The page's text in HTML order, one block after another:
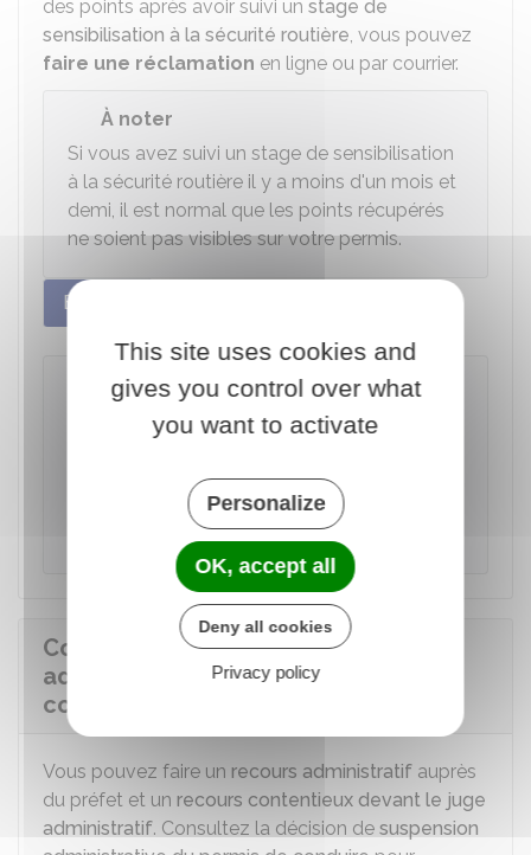
des points après avoir suivi un stage de
sensibilisation à la sécurité routière, vous pouvez
faire une réclamation en ligne ou par courrier.
À noter
Si vous avez suivi un stage de sensibilisation
à la sécurité routière il y a moins d'un mois et
demi, il est normal que les points récupérés
ne soient pas visibles sur votre permis.
En ligne
Faire un recours en ligne concernant
le permis de conduire
Accéder au service en ligne
Ministère chargé de l'intérieur
Comment contester une suspension
administrative du permis de
conduire ?
Vous pouvez faire un recours administratif auprès
du préfet et un recours contentieux devant le juge
administratif. Consultez la décision de suspension
This site uses cookies and
gives you control over what
you want to activate
Personalize
OK, accept all
Deny all cookies
Privacy policy